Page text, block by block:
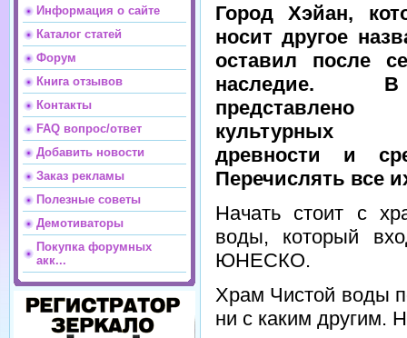
Информация о сайте
Каталог статей
Форум
Книга отзывов
Контакты
FAQ вопрос/ответ
Добавить новости
Заказ рекламы
Полезные советы
Демотиваторы
Покупка форумных
акк...
Город Хэйан,
носит другое
оставил после
наследие.
культурных
древности и
Перечислять все
Начать стоит с
воды, который
ЮНЕСКО.
Храм Чистой воды
ни с каким другим.